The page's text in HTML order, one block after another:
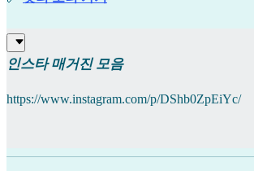
인스타 매거진 모음
https://www.instagram.com/p/DShb0ZpEiYc/